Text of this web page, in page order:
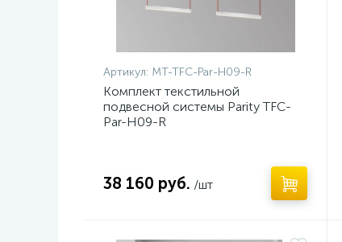
Артикул: MT-TFC-Par-H09-R
Комплект текстильной
подвесной системы Parity TFC-
Par-H09-R
38 160 руб. /шт